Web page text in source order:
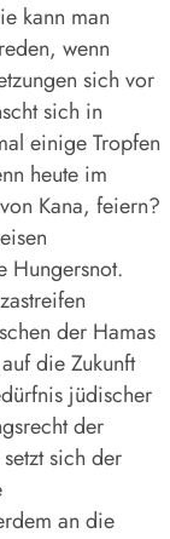
kann man
wenn
sich vor
sich in
einige Tropfen
heute im
Kana, feiern?
Hungersnot.
der Hamas
die Zukunft
jüdischer
der
sich der
an die